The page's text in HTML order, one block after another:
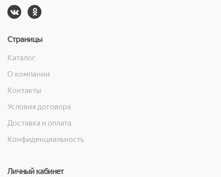
Страницы
Каталог
О компании
Контакты
Условия договора
Доставка и оплата
Конфиденциальность
Личный кабинет